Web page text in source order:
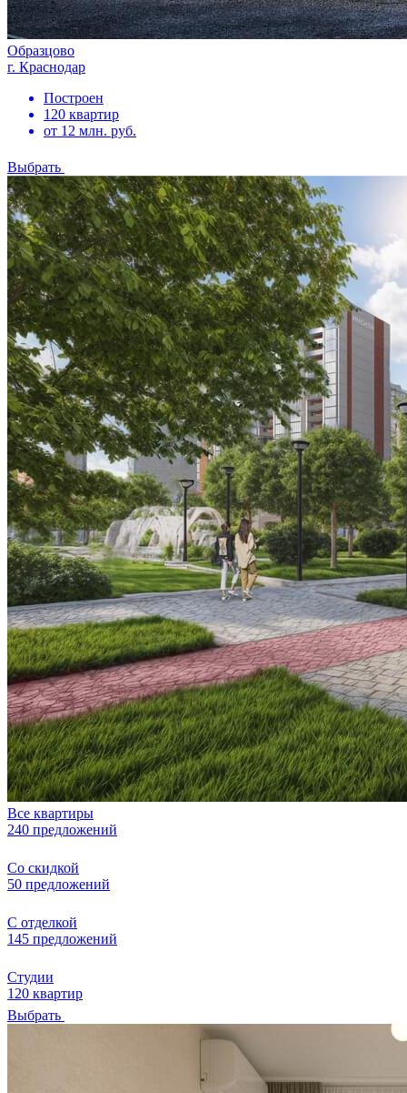
Образцово
г. Краснодар
Построен
120 квартир
от 12 млн. руб.
Выбрать
Все квартиры
240 предложений
Со скидкой
50 предложений
С отделкой
145 предложений
Студии
120 квартир
Выбрать